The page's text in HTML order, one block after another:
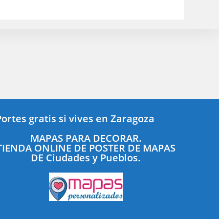
gratis si vives en Zaragoza
MAPAS PARA DECORAR.
ONLINE DE POSTER DE MAPAS
DE Ciudades y Pueblos.